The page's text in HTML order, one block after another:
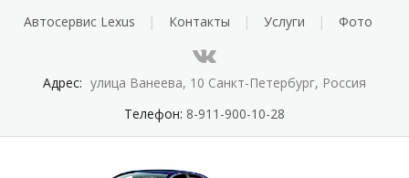
Автосервис Lexus Контакты Услуги Фото
Адрес: улица Ванеева, 10 Санкт-Петербург, Россия
Телефон: 8-911-900-10-28